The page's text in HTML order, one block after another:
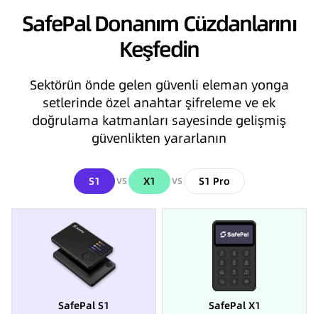
SafePal Donanım Cüzdanlarını
Keşfedin
Sektörün önde gelen güvenli eleman yonga
setlerinde özel anahtar şifreleme ve ek
doğrulama katmanları sayesinde gelişmiş
güvenlikten yararlanın
S1 VS X1 VS S1 Pro
SafePal S1 SafePal X1